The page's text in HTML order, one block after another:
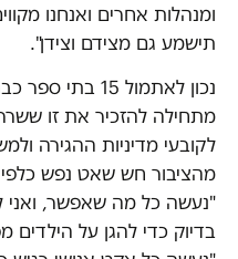
ומנהלות אחרים ואנחנו
תישמע גם מצידם וצידן".
נכון לאתמול 15
מתחילה להזכיר את זו
לקובעי מדיניות ההגירה
מהציבור חש שאט נפש כלפי
"נעשה כל מה שאפשר, ואני
בדיוק כדי להגן על הילדים